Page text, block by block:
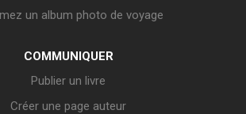
un album photo de voyage
COMMUNIQUER
Publier un livre
Créer une page auteur